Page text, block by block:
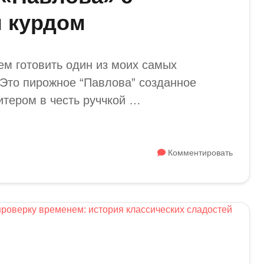
готовить один из моих самых
пирожное “Павлова” созданное
в честь руччкой …
Комментировать